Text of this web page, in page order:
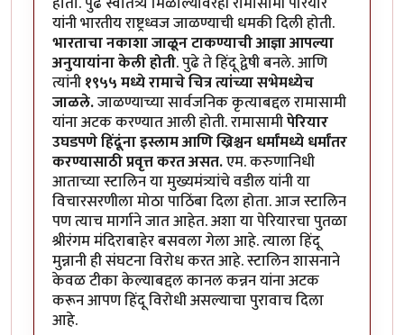
यांनी भारतीय राष्ट्रध्वज जाळण्याची धमकी दिली होती.
भारताचा नकाशा जाळून टाकण्याची आज्ञा आपल्या
अनुयायांना केली होती. पुढे ते हिंदू द्वेषी बनले. आणि
त्यांनी१९५५ मध्ये रामाचे चित्र त्यांच्या सभेमध्येच
जाळले.जाळण्याच्या सार्वजनिक कृत्याबद्दल रामासामी
यांना अटक करण्यात आली होती. रामासामीपेरियार
उघडपणे हिंदूंना इस्लाम आणि ख्रिश्चन धर्मांमध्ये धर्मांतर
करण्यासाठी प्रवृत्त करत असत.एम. करुणानिधी
आताच्या स्टालिन या मुख्यमंत्र्यांचे वडील यांनी या
विचारसरणीला मोठा पाठिंबा दिला होता. आज स्टालिन
पण त्याच मार्गाने जात आहेत. अशा या पेरियारचा पुतळा
श्रीरंगम मंदिराबाहेर बसवला गेला आहे. त्याला हिंदू
मुन्नानी ही संघटना विरोध करत आहे. स्टालिन शासनाने
केवळ टीका केल्याबद्दल कानल कन्नन यांना अटक
करून आपण हिंदू विरोधी असल्याचा पुरावाच दिला
आहे.